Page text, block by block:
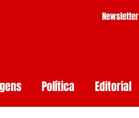
Newsletter
Política Editorial